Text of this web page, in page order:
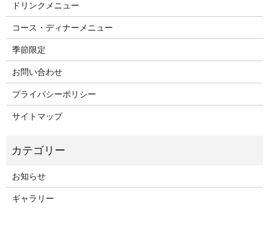
ドリンクメニュー
コース・ディナーメニュー
季節限定
お問い合わせ
プライバシーポリシー
サイトマップ
お知らせ
ギャラリー